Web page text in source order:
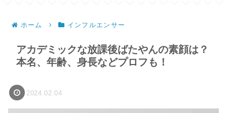
ホーム インフルエンサー
アカデミックな放課後ばたやんの素顔は？
本名、年齢、身長などプロフも！
2024.02.04